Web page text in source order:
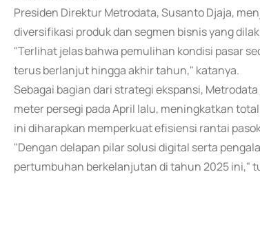
Presiden Direktur Metrodata, Susanto Djaja,
diversifikasi produk dan segmen bisnis yang
"Terlihat jelas bahwa pemulihan kondisi pasar
terus berlanjut hingga akhir tahun," katanya.
Sebagai bagian dari strategi ekspansi,
meter persegi pada April lalu, meningkatkan
ini diharapkan memperkuat efisiensi rantai
"Dengan delapan pilar solusi digital serta
pertumbuhan berkelanjutan di tahun 2025 ini,"